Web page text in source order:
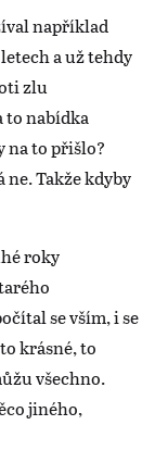
například
a už tehdy
zlu
to nabídka
na to přišlo?
ne. Takže kdyby
roky
se vším, i se
krásné, to
všechno.
jiného,